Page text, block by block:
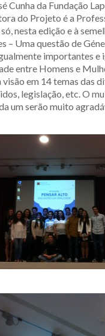
da Fundação
do Projeto é a
nesta edição e à
– Uma questão de
importantes
entre Homens e
em 14 temas
legislação, etc.
um serão muito